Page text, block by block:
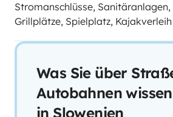
Stromanschlüsse, Sanitäranlagen,
Grillplätze, Spielplatz, Kajakverleih
Was Sie über
Autobahnen
in Slowenien